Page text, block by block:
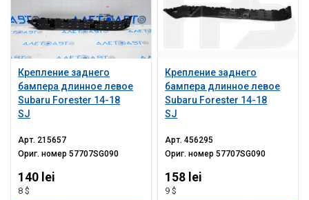
Крепление заднего
бампера длинное левое
Subaru Forester 14-18
SJ
Арт. 215657
Ориг. номер57707SG090
140 lei
8 $
Крепление заднего
бампера длинное левое
Subaru Forester 14-18
SJ
Арт.456295
Ориг. номер57707SG090
158 lei
9 $